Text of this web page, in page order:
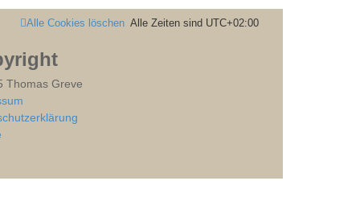
Alle Zeiten sind UTC+02:00
Alle Cookies löschen
Thomas Greve